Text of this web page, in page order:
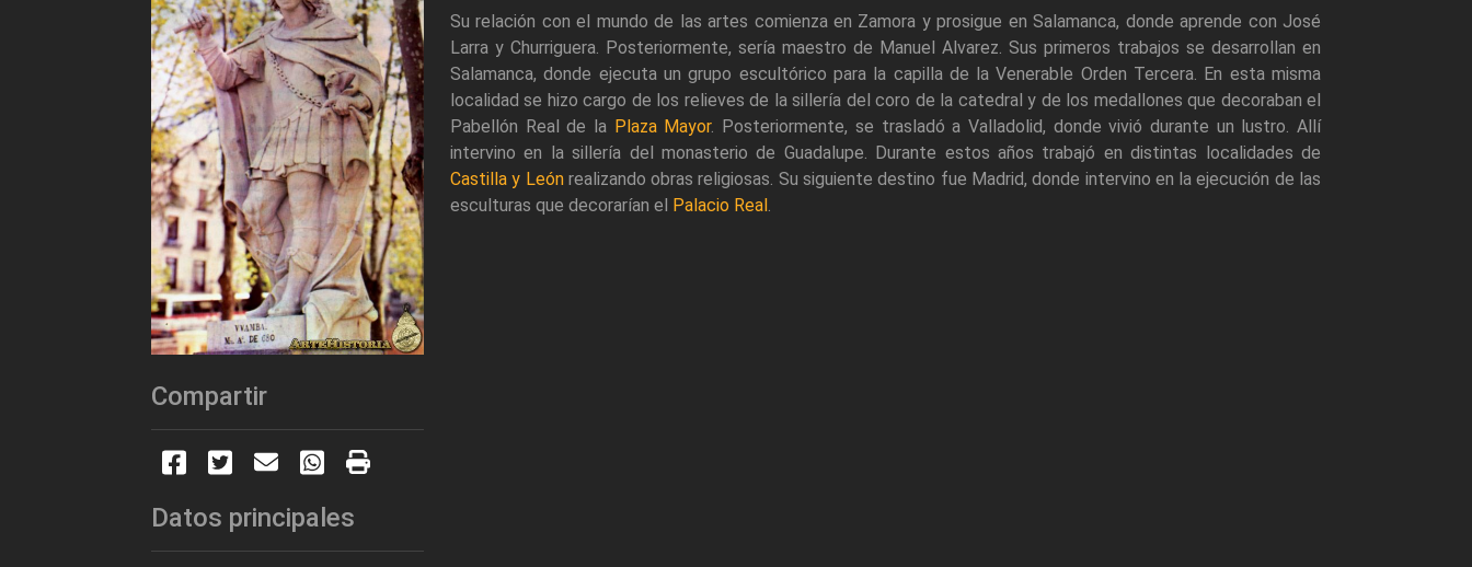
Compartir
Datos principales
Su relación con el mundo de las artes comienza en Zamora y prosigue en Salamanca, donde aprende con José
Larra y Churriguera. Posteriormente, sería maestro de Manuel Alvarez. Sus primeros trabajos se desarrollan en
Salamanca, donde ejecuta un grupo escultórico para la capilla de la Venerable Orden Tercera. En esta misma
localidad se hizo cargo de los relieves de la sillería del coro de la catedral y de los medallones que decoraban el
Pabellón Real de la Plaza Mayor. Posteriormente, se trasladó a Valladolid, donde vivió durante un lustro. Allí
intervino en la sillería del monasterio de Guadalupe. Durante estos años trabajó en distintas localidades de
Castilla y Leónrealizando obras religiosas. Su siguiente destino fue Madrid, donde intervino en la ejecución de las
esculturas que decorarían el Palacio Real.